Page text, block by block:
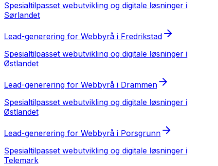
Spesialtilpasset webutvikling og digitale løsninger i
Sørlandet
Lead-generering for Webbyrå i Fredrikstad
Spesialtilpasset webutvikling og digitale løsninger i
Østlandet
Lead-generering for Webbyrå i Drammen
Spesialtilpasset webutvikling og digitale løsninger i
Østlandet
Lead-generering for Webbyrå i Porsgrunn
Spesialtilpasset webutvikling og digitale løsninger i
Telemark